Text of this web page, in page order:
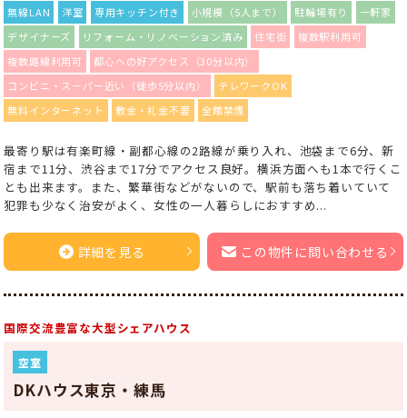
無線LAN 洋室 専用キッチン付き 小規模（5人まで） 駐輪場有り
一軒家
デザイナーズ
リフォーム・リノベーション済み 住宅街
複数駅利用可
複数路線利用可
都心への好アクセス（30分以内）
コンビニ・スーパー近い（徒歩5分以内）
テレワークOK
無料インターネット
敷金・礼金不要 全館禁煙
最寄り駅は有楽町線・副都心線の2路線が乗り入れ、池袋まで6分、新
宿まで11分、渋谷まで17分でアクセス良好。横浜方面へも1本で行くこ
とも出来ます。また、繁華街などがないので、駅前も落ち着いていて
犯罪も少なく治安がよく、女性の一人暮らしにおすすめ...
詳細を見る この物件に問い合わせる
国際交流豊富な大型シェアハウス
空室
DKハウス東京・練馬